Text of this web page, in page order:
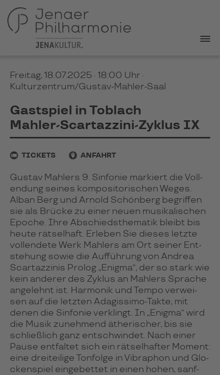
Freitag, 18.07.2025 · 18:00 Uhr ·
Kulturzentrum/Gustav-Mahler-Saal
Gastspiel in Toblach
Mahler-Scartazzini-Zyklus IX
TICKETS ANFAHRT
Gus­tav Mah­lers 9. Sin­fo­nie mar­kiert die Voll­
en­dung sei­nes kom­po­si­to­ri­schen Weges.
Alban Berg und Arnold Schön­berg begrif­fen
sie als Brü­cke zu einer neuen musi­ka­li­schen
Epoche. Ihre Abschieds­the­ma­tik bleibt bis
heute rät­sel­haft. Erle­ben Sie die­ses letzte
voll­en­dete Werk Mah­lers am Ort sei­ner Ent­
ste­hung sowie die Auf­füh­rung von Andrea
Scar­taz­zi­nis Pro­log „Enigma“, der so stark wie
kein ande­rer des Zyk­lus an Mah­lers Spra­che
ange­lehnt ist. Har­mo­nik und Tempo ver­wei­
sen auf die letz­ten Ada­gis­si­mo-Takte, mit
denen die Sin­fo­nie ver­klingt. In „Enigma“ wird
die Musik zuneh­mend äthe­ri­scher, bis sie
schließ­lich ganz ent­schwin­det. Nach einer
Pause ent­fal­tet sich ein rät­sel­haf­ter Moment:
eine drei­tei­lige Ton­folge in Vibra­phon und Glo­
cken­spiel ein­ge­bet­tet in einen hohen, sanf­